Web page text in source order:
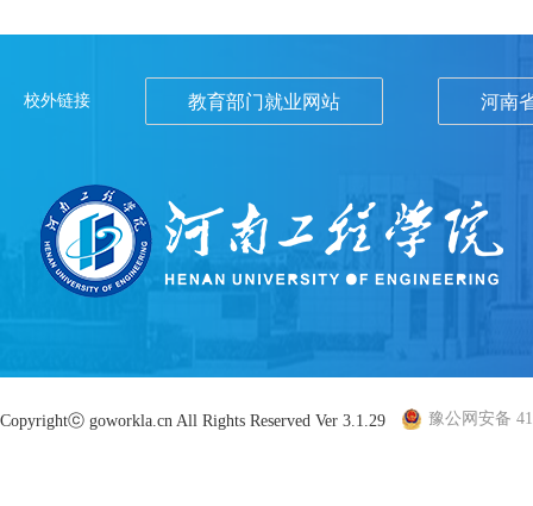
校外链接 教育部门就业网站 河南
Copyrightⓒ goworkla.cn All Rights Reserved Ver 3.1.29 豫公网安备